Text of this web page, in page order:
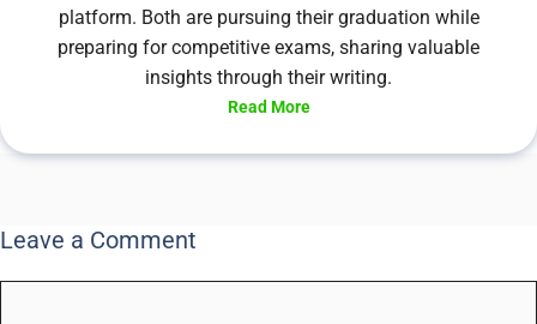
platform. Both are pursuing their graduation while
preparing for competitive exams, sharing valuable
insights through their writing.
Read More
Leave a Comment